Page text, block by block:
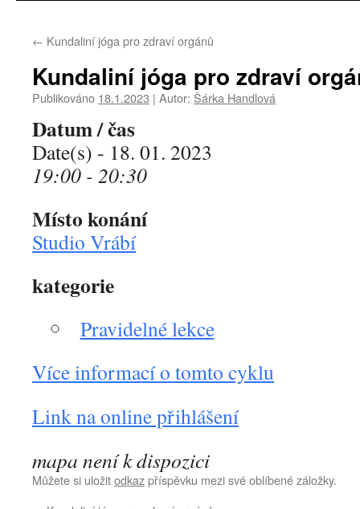
← Kundaliní jóga pro zdraví orgánů
Kundaliní jóga pro zdraví
Publikováno 18.1.2023 | Autor: Šárka Handlová
Datum / čas
Date(s) - 18. 01. 2023
19:00 - 20:30
Místo konání
Studio Vrábí
kategorie
Pravidelné lekce
Více informací o tomto cyklu
Link na online přihlášení
mapa není k dispozici
Můžete si uložitodkazpříspěvku mezi své oblíbené záložky.